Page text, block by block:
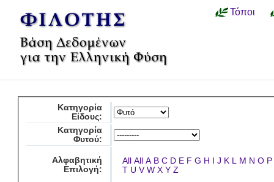
Τόποι
Κατηγορία
Είδους:
Κατηγορία
Φυτού:
Αλφαβητική
Επιλογή:
All All A B C D E F G H I J K L M N O P
T U V W X Y Z